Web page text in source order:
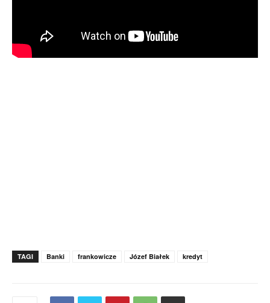
TAGI Banki frankowicze Józef Białek kredyt